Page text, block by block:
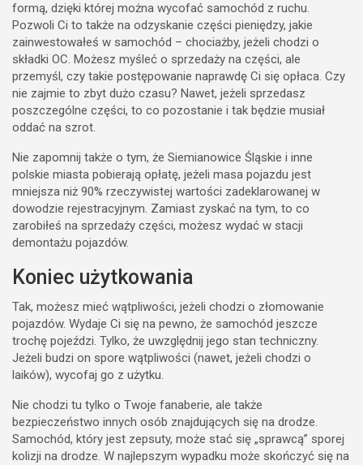
formą, dzięki której można wycofać samochód z ruchu.
Pozwoli Ci to także na odzyskanie części pieniędzy, jakie
zainwestowałeś w samochód – chociażby, jeżeli chodzi o
składki OC. Możesz myśleć o sprzedaży na części, ale
przemyśl, czy takie postępowanie naprawdę Ci się opłaca. Czy
nie zajmie to zbyt dużo czasu? Nawet, jeżeli sprzedasz
poszczególne części, to co pozostanie i tak będzie musiał
oddać na szrot.
Nie zapomnij także o tym, że Siemianowice Śląskie i inne
polskie miasta pobierają opłatę, jeżeli masa pojazdu jest
mniejsza niż 90% rzeczywistej wartości zadeklarowanej w
dowodzie rejestracyjnym. Zamiast zyskać na tym, to co
zarobiłeś na sprzedaży części, możesz wydać w stacji
demontażu pojazdów.
Koniec użytkowania
Tak, możesz mieć wątpliwości, jeżeli chodzi o złomowanie
pojazdów. Wydaje Ci się na pewno, że samochód jeszcze
trochę pojeździ. Tylko, że uwzględnij jego stan techniczny.
Jeżeli budzi on spore wątpliwości (nawet, jeżeli chodzi o
laików), wycofaj go z użytku.
Nie chodzi tu tylko o Twoje fanaberie, ale także
bezpieczeństwo innych osób znajdujących się na drodze.
Samochód, który jest zepsuty, może stać się „sprawcą” sporej
kolizji na drodze. W najlepszym wypadku może skończyć się na